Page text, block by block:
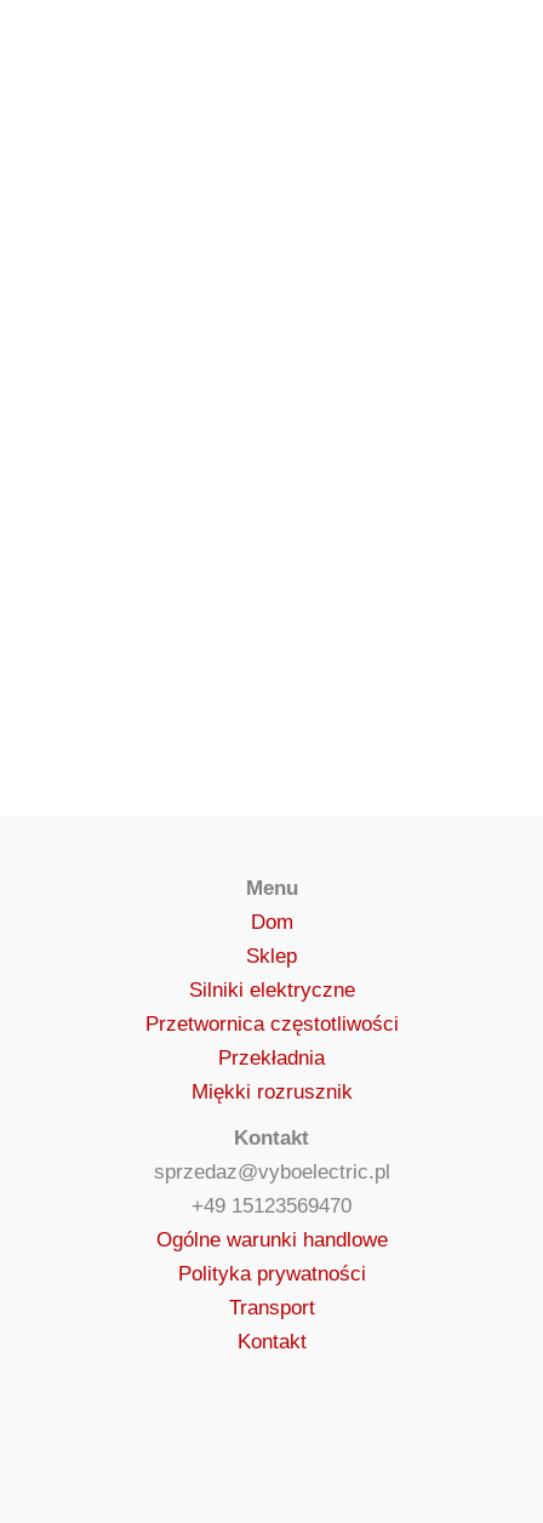
Menu
Dom
Sklep
Silniki elektryczne
Przetwornica częstotliwości
Przekładnia
Miękki rozrusznik
Kontakt
sprzedaz@vyboelectric.pl
+49 15123569470
Ogólne warunki handlowe
Polityka prywatności
Transport
Kontakt